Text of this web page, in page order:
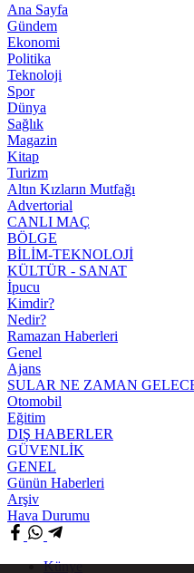
Ana Sayfa
Gündem
Ekonomi
Politika
Teknoloji
Spor
Dünya
Sağlık
Magazin
Kitap
Turizm
Altın Kızların Mutfağı
Advertorial
CANLI MAÇ
BÖLGE
BİLİM-TEKNOLOJİ
KÜLTÜR - SANAT
İpucu
Kimdir?
Nedir?
Ramazan Haberleri
Genel
Ajans
SULAR NE ZAMAN
Otomobil
Eğitim
DIŞ HABERLER
GÜVENLİK
GENEL
Günün Haberleri
Arşiv
Hava Durumu
Künye